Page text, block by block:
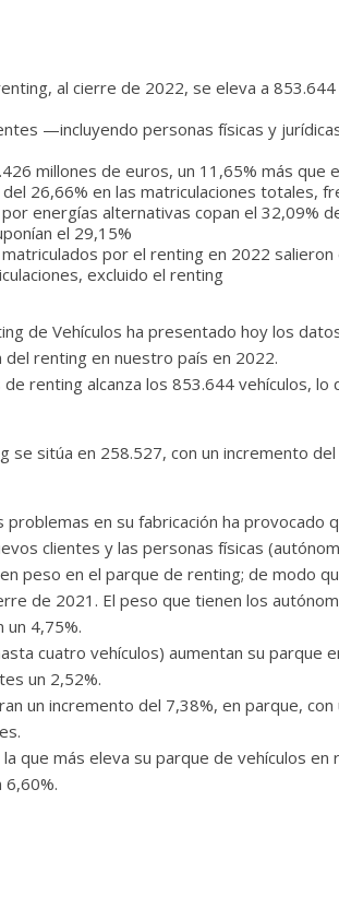
al cierre de 2022, se eleva a
—incluyendo personas físicas y
millones de euros, un 11,65% más que
26,66% en las matriculaciones totales,
energías alternativas copan el 32,09%
el 29,15%
por el renting en 2022
excluido el renting
de Vehículos ha presentado hoy los
del renting en nuestro país en 2022.
renting alcanza los 853.644 vehículos, lo
se sitúa en 258.527, con un incremento
problemas en su fabricación ha provocado
clientes y las personas físicas
peso en el parque de renting; de modo
de 2021. El peso que tienen los
un 4,75%.
cuatro vehículos) aumentan su parque
un 2,52%.
un incremento del 7,38%, en parque,
que más eleva su parque de vehículos en
6,60%.